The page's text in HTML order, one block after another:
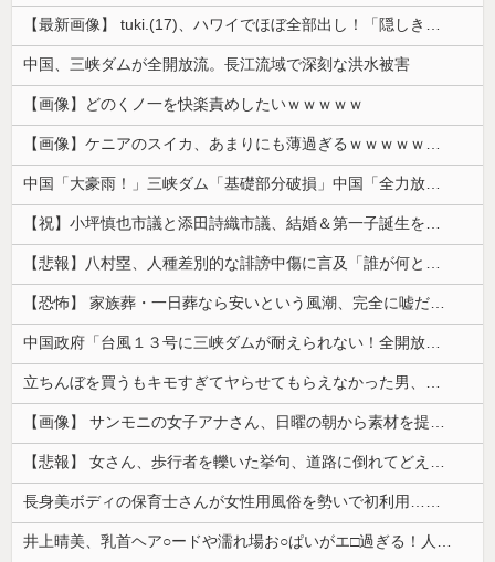
【最新画像】 tuki.(17)、ハワイでほぼ全部出し！「隠しきれない美貌」とSNSざわつく
中国、三峡ダムが全開放流。長江流域で深刻な洪水被害
【画像】どのくノ一を快楽責めしたいｗｗｗｗｗ
【画像】ケニアのスイカ、あまりにも薄過ぎるｗｗｗｗｗｗｗｗｗｗｗｗｗ
中国「大豪雨！」三峡ダム「基礎部分破損」中国「全力放流！」台風13号「中国上陸予測」台風15号「中国接近（画像」中国「台風同時上陸！（穀物生産が...
【祝】小坪慎也市議と添田詩織市議、結婚＆第一子誕生を発表 → ｗｗｗｗｗｗｗｗｗｗｗｗ
【悲報】八村塁、人種差別的な誹謗中傷に言及「誰が何と言おうと僕は日本人」
【恐怖】 家族葬・一日葬なら安いという風潮、完全に嘘だった・・・・
中国政府「台風１３号に三峡ダムが耐えられない！全開放流しろ！」⇒ 下流域の街が壊滅状態ｗｗｗｗｗ
立ちんぼを買うもキモすぎてヤらせてもらえなかった男、代わりの足コキでまさかの大量身寸米青ｗｗｗ
【画像】 サンモニの女子アナさん、日曜の朝から素材を提供してしまう
【悲報】 女さん、歩行者を轢いた挙句、道路に倒れてどえらいことになってしまうw w w w w w w
長身美ボディの保育士さんが女性用風俗を勢いで初利用…子供に絶対見せられないメスの顔でイキまくり。
井上晴美、乳首ヘア○ードや濡れ場お○ぱいがエ□過ぎる！人生最後のラスト写真集、最高！！